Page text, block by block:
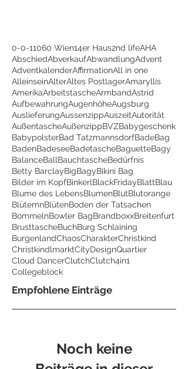
0-0-11060 Wien14er Haus2nd lifeAHA
AbschiedAbverkaufAbwandlungAdvent
AdventkalenderAffirmationAll in one
AlleinseinAlterAltes PostlagerAmaryllis
AmerikaArbeitstascheArmbandAstrid
AufbewahrungAugenhöheAugsburg
AuslieferungAussenzippAuszeitAutorität
AußentascheAußenzippBVZBabygeschenk
BabypolsterBad TatzmannsdorfBadeBag
BadenBadeseeBadetascheBaguetteBagy
BalanceBallBauchtascheBedürfnis
Betty BarclayBigBagyBikini Bag
Bilder im KopfBinkerlBlackFridayBlattBlau
Blume des LebensBlumenBlutBlutorange
BlütemnBlütenBoden der Tatsachen
BommelnBowler BagBrandboxxBreitenfurt
BrusttascheBuchBurg Schlaining
BurgenlandChaosCharakterChristkind
ChristkindlmarktCityDesignQuartier
Cloud DancerClutchClutch4in1
Collegeblock
Empfohlene Einträge
Noch keine